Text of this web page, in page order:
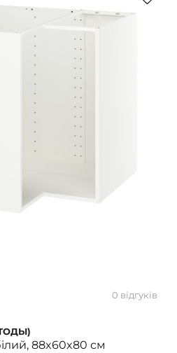
0 відгуків
88x60x80 см